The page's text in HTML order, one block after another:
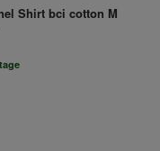
Shirt bci cotton M